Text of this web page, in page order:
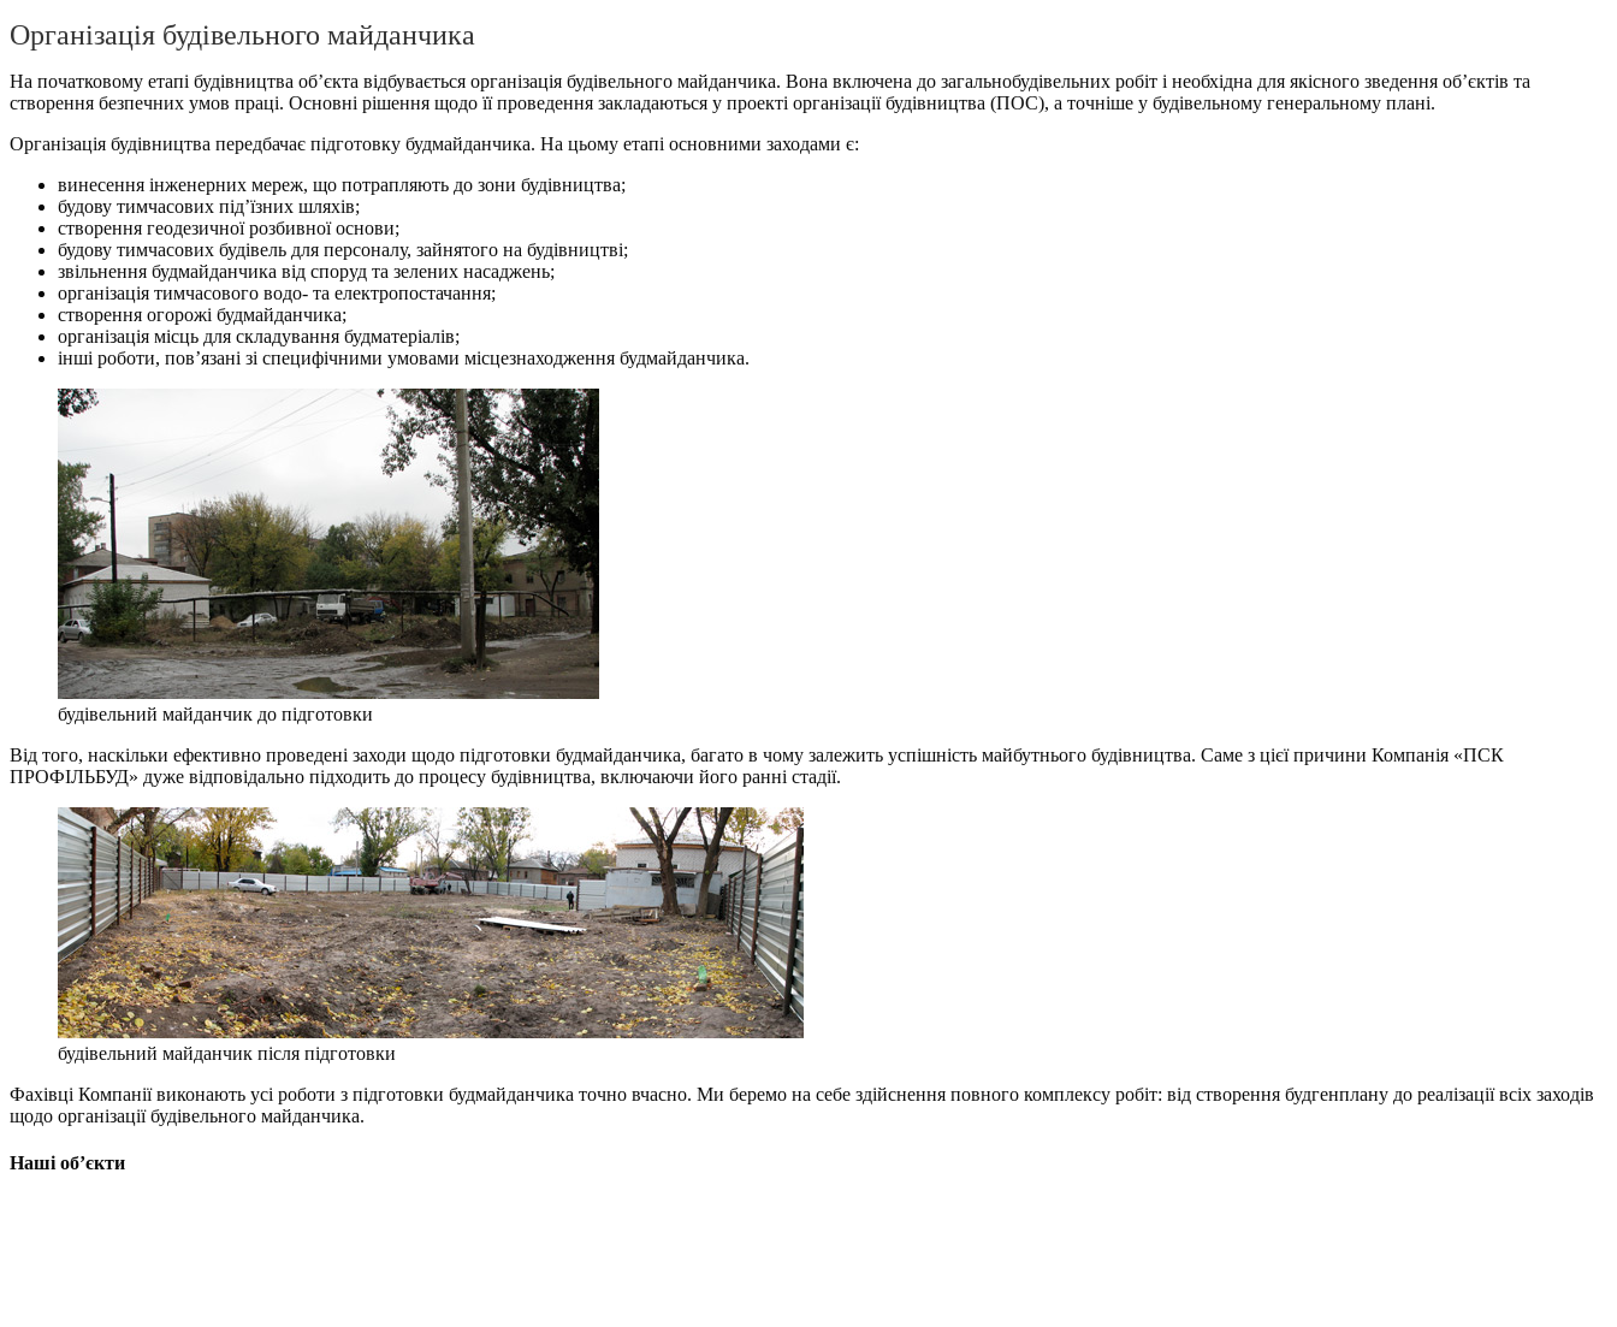
Організація будівельного майданчика
На початковому етапі будівництва об’єкта відбувається організація будівельного майданчика. Вона включена до загальнобудівельних робіт і необхідна для якісного зведення об’єктів та
створення безпечних умов праці. Основні рішення щодо її проведення закладаються у проекті організації будівництва (ПОС), а точніше у будівельному генеральному плані.
Організація будівництва передбачає підготовку будмайданчика. На цьому етапі основними заходами є:
винесення інженерних мереж, що потрапляють до зони будівництва;
будову тимчасових під’їзних шляхів;
створення геодезичної розбивної основи;
будову тимчасових будівель для персоналу, зайнятого на будівництві;
звільнення будмайданчика від споруд та зелених насаджень;
організація тимчасового водо- та електропостачання;
створення огорожі будмайданчика;
організація місць для складування будматеріалів;
інші роботи, пов’язані зі специфічними умовами місцезнаходження будмайданчика.
будівельний майданчик до підготовки
Від того, наскільки ефективно проведені заходи щодо підготовки будмайданчика, багато в чому залежить успішність майбутнього будівництва. Саме з цієї причини Компанія «ПСК
ПРОФІЛЬБУД» дуже відповідально підходить до процесу будівництва, включаючи його ранні стадії.
будівельний майданчик після підготовки
Фахівці Компанії виконають усі роботи з підготовки будмайданчика точно вчасно. Ми беремо на себе здійснення повного комплексу робіт: від створення будгенплану до реалізації всіх заходів
щодо організації будівельного майданчика.
Наші об’єкти